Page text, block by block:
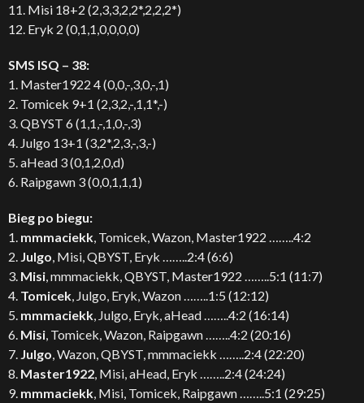
11. Misi 18+2 (2,3,3,2,2*,2,2,2*)
12. Eryk 2 (0,1,1,0,0,0,0)
SMS ISQ – 38:
1. Master1922 4 (0,0,-,3,0,-,1)
2. Tomicek 9+1 (2,3,2,-,1,1*,-)
3. QBYST 6 (1,1,-,1,0,-,3)
4. Julgo 13+1 (3,2*,2,3,-,3,-)
5. aHead 3 (0,1,2,0,d)
6. Raipgawn 3 (0,0,1,1,1)
Bieg po biegu:
1. mmmaciekk , Tomicek, Wazon, Master1922 ……..4:2
2. Julgo , Misi, QBYST, Eryk ……..2:4 (6:6)
3. Misi , mmmaciekk, QBYST, Master1922 ……..5:1 (11:7)
4. Tomicek , Julgo, Eryk, Wazon ……..1:5 (12:12)
5. mmmaciekk , Julgo, Eryk, aHead ……..4:2 (16:14)
6. Misi , Tomicek, Wazon, Raipgawn ……..4:2 (20:16)
7. Julgo , Wazon, QBYST, mmmaciekk ……..2:4 (22:20)
8. Master1922 , Misi, aHead, Eryk ……..2:4 (24:24)
9. mmmaciekk , Misi, Tomicek, Raipgawn ……..5:1 (29:25)